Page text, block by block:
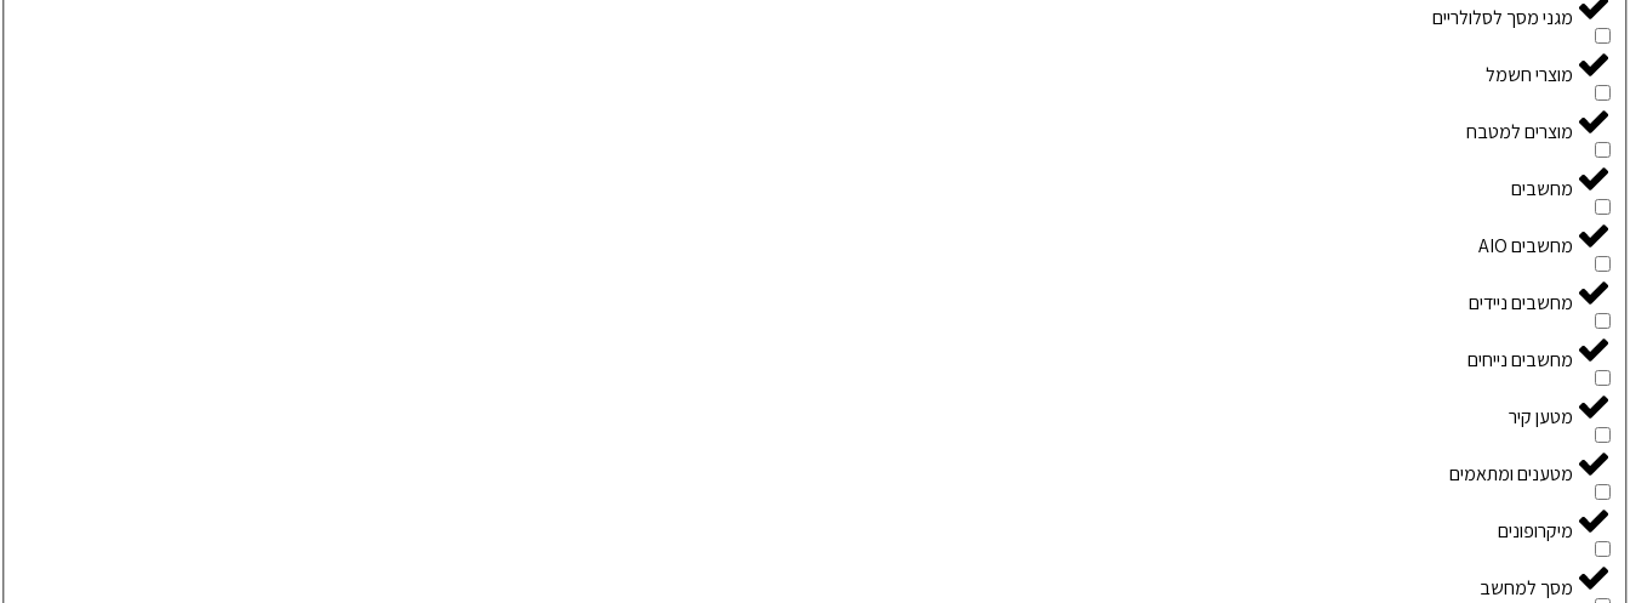
מגני מסך לסלולריים
מוצרי חשמל
מוצרים למטבח
מחשבים
מחשבים AIO
מחשבים ניידים
מחשבים נייחים
מטען קיר
מטענים ומתאמים
מיקרופונים
מסך למחשב